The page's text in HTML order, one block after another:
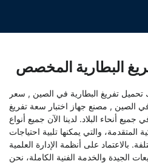
البطارية المخصص
تحميل تفريغ البطارية في الصين , سعر
, مصنع جهاز اختبار سعة تفريغ
جميع أنحاء البلاد. لدينا الآن جميع أنواع
المتقدمة، والتي يمكنها تلبية احتياجات
بالاعتماد على أنظمة الإدارة العلمية
الجيدة والخدمة الفنية الكاملة، نحن